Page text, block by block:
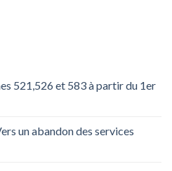
521,526 et 583 à partir du 1er
un abandon des services